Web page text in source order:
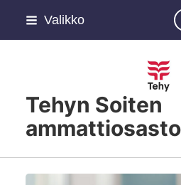
Siirry
sivun
sisältöön
Valikko
Tehyn Soiten